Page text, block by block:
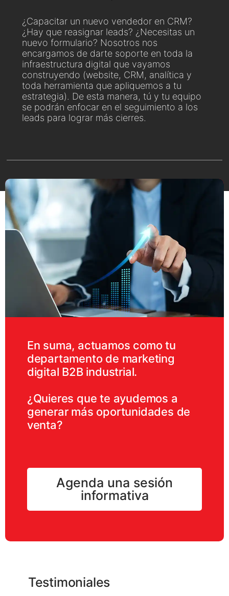
¿Capacitar un nuevo vendedor en CRM?
¿Hay que reasignar leads? ¿Necesitas un
nuevo formulario? Nosotros nos
encargamos de darte soporte en toda la
infraestructura digital que vayamos
construyendo (website, CRM, analítica y
toda herramienta que apliquemos a tu
estrategia). De esta manera, tú y tu equipo
se podrán enfocar en el seguimiento a los
leads para lograr más cierres.
En suma, actuamos como tu
departamento de marketing
digital B2B industrial.
¿Quieres que te ayudemos a
generar más oportunidades de
venta?
Agenda una sesión
informativa
Testimoniales